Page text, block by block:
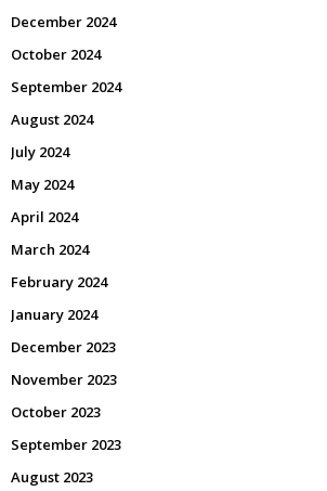
December 2024
October 2024
September 2024
August 2024
July 2024
May 2024
April 2024
March 2024
February 2024
January 2024
December 2023
November 2023
October 2023
September 2023
August 2023